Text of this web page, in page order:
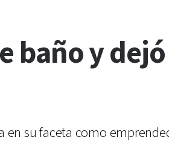
baño y
su faceta como